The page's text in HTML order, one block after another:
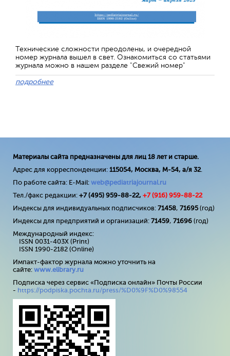
Технические сложности преодолены, и очередной
номер журнала вышел в свет. Ознакомиться со статьями
журнала можно в нашем разделе "Свежий номер"
подробнее
Материалы сайта предназначены для лиц 18 лет и старше.
Адрес для корреспонденции: 115054, Москва, М-54, а/я 32.
По работе сайта: E-Mail: web@pediatriajournal.ru
Тел./факс редакции: +7 (495) 959-88-22, +7 (916) 959-88-22
Индексы для индивидуальных подписчиков: 71458, 71695(год)
Индексы для предприятий и организаций: 71459, 71696 (год)
Международный индекс:
ISSN 0031-403X (Print)
ISSN 1990-2182 (Online)
Импакт-фактор журнала можно уточнить на
сайте: www.elibrary.ru
Подписка через сервис «Подписка онлайн» Почты России
- https://podpiska.pochta.ru/press/%D0%9F%D0%98554